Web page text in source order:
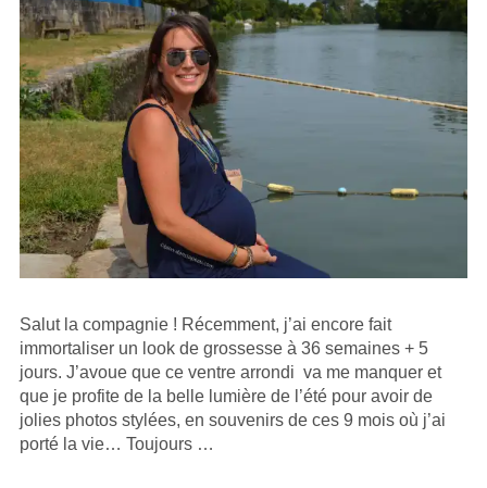
Salut la compagnie ! Récemment, j’ai encore fait
immortaliser un look de grossesse à 36 semaines + 5
jours. J’avoue que ce ventre arrondi va me manquer et
que je profite de la belle lumière de l’été pour avoir de
jolies photos stylées, en souvenirs de ces 9 mois où j’ai
porté la vie… Toujours …